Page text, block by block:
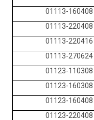
01113-160408
01113-220408
01113-220416
01113-270624
01123-110308
01123-160308
01123-160408
01123-220408